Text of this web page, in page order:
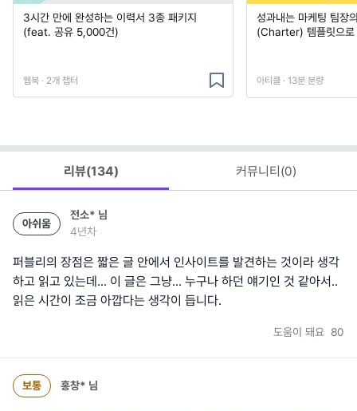
3시간 만에 완성하는 이력서 3종 패키지
(feat. 공유 5,000건)
웹북 · 2개 챕터
성과내는 마케팅 팀장
(Charter) 템플릿으로
아티클 · 13분 분량
리뷰(134) 커뮤니티(0)
아쉬움
전소* 님
4년차
퍼블리의 장점은 짧은 글 안에서 인사이트를 발견하는 것이라 생각
하고 읽고 있는데... 이 글은 그냥... 누구나 하던 얘기인 것 같아서..
읽은 시간이 조금 아깝다는 생각이 듭니다.
도움이 돼요 80
보통 홍창* 님